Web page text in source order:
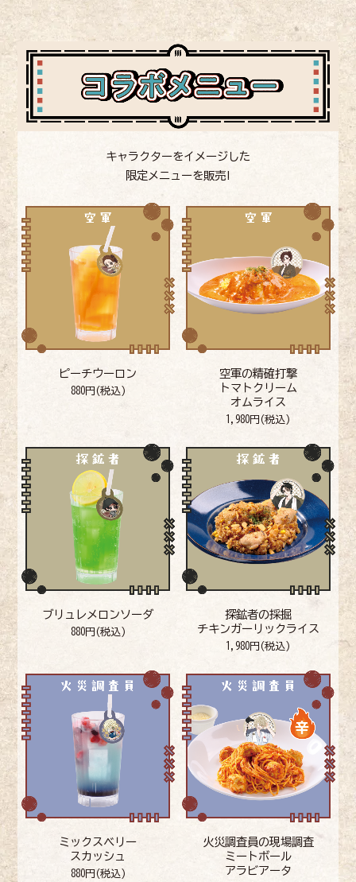
キャラクターをイメージした
限定メニューを販売!
ピーチウーロン
880円(税込)
空軍の精確打撃
トマトクリーム
オムライス
1,980円(税込)
ブリュレメロンソーダ
880円(税込)
探鉱者の採掘
チキンガーリックライス
1,980円(税込)
ミックスベリー
スカッシュ
880円(税込)
火災調査員の現場調査
ミートボール
アラビアータ